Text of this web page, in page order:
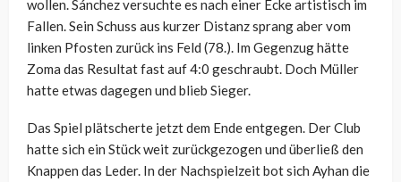
wollen. Sánchez versuchte es nach einer Ecke artistisch im
Fallen. Sein Schuss aus kurzer Distanz sprang aber vom
linken Pfosten zurück ins Feld (78.). Im Gegenzug hätte
Zoma das Resultat fast auf 4:0 geschraubt. Doch Müller
hatte etwas dagegen und blieb Sieger.
Das Spiel plätscherte jetzt dem Ende entgegen. Der Club
hatte sich ein Stück weit zurückgezogen und überließ den
Knappen das Leder. In der Nachspielzeit bot sich Ayhan die